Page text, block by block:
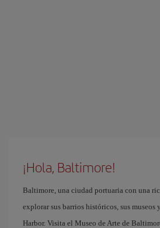
¡Hola, Baltimore!
Baltimore, una ciudad portuaria con una
explorar sus barrios históricos, sus museos
Harbor. Visita el Museo de Arte de